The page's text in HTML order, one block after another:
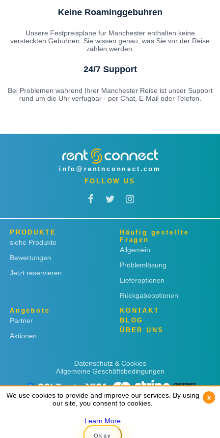
Keine Roaminggebuhren
Unsere Festpreisplane fur Manchester enthalten keine
versteckten Gebuhren. Sie wissen genau, was Sie vor der Reise
zahlen werden.
24/7 Support
Bei Problemen wahrend Ihrer Manchester Reise ist unser Support
rund um die Uhr verfugbar - per Chat, E-Mail oder Telefon.
info@rentnconnect.com
FOLLOW US
PRODUKTE
siehe Produkte
Bewertungen
Jetzt reservieren
Häufig gestellte
Fragen
Allgemein
Problemlösung
Lieferoptionen
Rückgabeoptionen
Angebote
Partner
Aktionen
KONTAKT
BLOG
ÜBER UNS
Datenschutz & Cookies
Allgemeine Geschäftsbedingungen
Copyright © 2019 Rent 'n Connect
We use cookies to provide and improve our services. By using
our site, you consent to cookies.
Learn More
Okay
x
We use cookies to provide and improve our services. By using
our site, you consent to cookies.
Learn More
Okay
x